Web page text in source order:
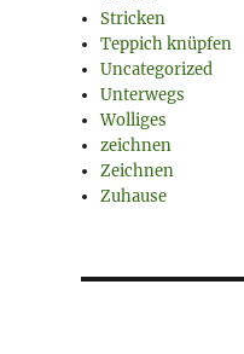
Stricken
Teppich knüpfen
Uncategorized
Unterwegs
Wolliges
zeichnen
Zeichnen
Zuhause